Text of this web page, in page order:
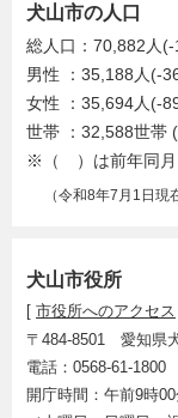
犬山市役所
[ 市役所へのアクセス
〒484-8501 愛知県
電話：0568-61-1800
開庁時間：午前9時
犬山市の人口
総人口：70,882人(-
男性 ：35,188人(-
女性 ：35,694人(-
世帯 ：32,588世帯
※（ ）は前年同月
（令和8年7月1日現